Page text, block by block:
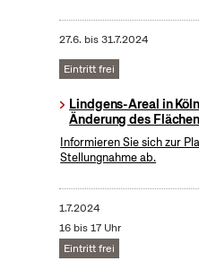
27.6. bis31.7.2024
Eintritt frei
Lindgens-Areal in
Änderung des
Informieren Sie sich zur
Stellungnahme ab.
1.7.2024
16 bis 17 Uhr
Eintritt frei